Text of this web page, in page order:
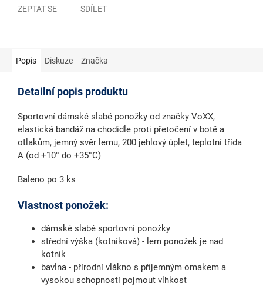
ZEPTAT SE SDÍLET
Popis Diskuze Značka
Detailní popis produktu
Sportovní dámské slabé ponožky od značky VoXX,
elastická bandáž na chodidle proti přetočení v botě a
otlakům, jemný svěr lemu, 200 jehlový úplet, teplotní třída
A (od +10° do +35°C)
Baleno po 3 ks
Vlastnost ponožek:
dámské slabé sportovní ponožky
střední výška (kotníková) - lem ponožek je nad
kotník
bavlna - přírodní vlákno s příjemným omakem a
vysokou schopností pojmout vlhkost